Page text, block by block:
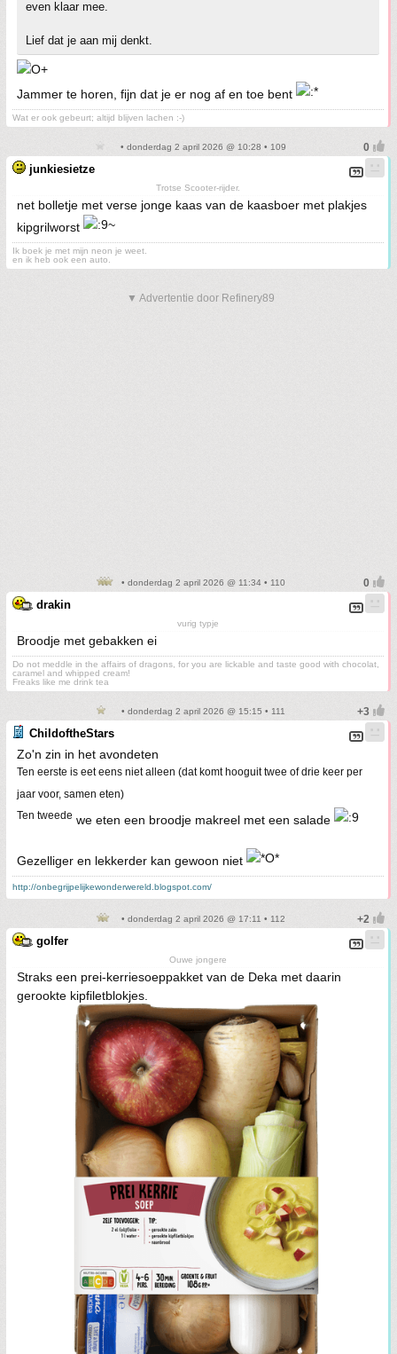
even klaar mee.
Lief dat je aan mij denkt.
Jammer te horen, fijn dat je er nog af en toe bent
Wat er ook gebeurt; altijd blijven lachen :-)
• donderdag 2 april 2026 @ 10:28 • 109
junkiesietze
Trotse Scooter-rijder.
net bolletje met verse jonge kaas van de kaasboer met plakjes
kipgrilworst
Ik boek je met mijn neon je weet.
en ik heb ook een auto.
▼ Advertentie door Refinery89
• donderdag 2 april 2026 @ 11:34 • 110
drakin
vurig typje
Broodje met gebakken ei
Do not meddle in the affairs of dragons, for you are lickable and taste good with chocolat,
caramel and whipped cream!
Freaks like me drink tea
• donderdag 2 april 2026 @ 15:15 • 111
ChildoftheStars
Zo'n zin in het avondeten
Ten eerste is eet eens niet alleen (dat komt hooguit twee of drie keer per
jaar voor, samen eten)
Ten tweede we eten een broodje makreel met een salade
Gezelliger en lekkerder kan gewoon niet
http://onbegrijpelijkewonderwereld.blogspot.com/
• donderdag 2 april 2026 @ 17:11 • 112
golfer
Ouwe jongere
Straks een prei-kerriesoeppakket van de Deka met daarin
gerookte kipfiletblokjes.